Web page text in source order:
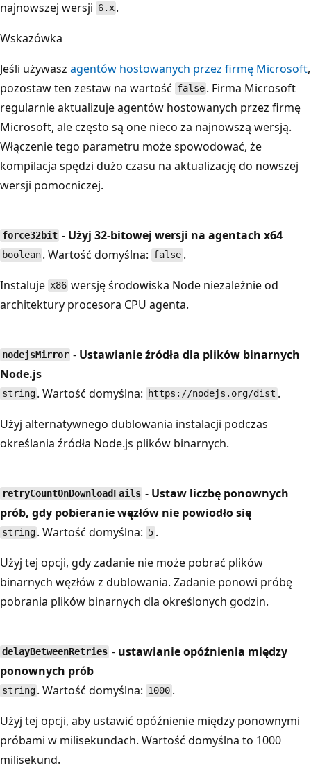
najnowszej wersji 6.x .
Wskazówka
Jeśli używasz agentów hostowanych przez firmę Microsoft,
pozostaw ten zestaw na wartość false . Firma Microsoft
regularnie aktualizuje agentów hostowanych przez firmę
Microsoft, ale często są one nieco za najnowszą wersją.
Włączenie tego parametru może spowodować, że
kompilacja spędzi dużo czasu na aktualizację do nowszej
wersji pomocniczej.
force32bit - Użyj 32-bitowej wersji na agentach x64
boolean . Wartość domyślna: false.
Instaluje x86 wersję środowiska Node niezależnie od
architektury procesora CPU agenta.
nodejsMirror - Ustawianie źródła dla plików binarnych
Node.js
string . Wartość domyślna: https://nodejs.org/dist .
Użyj alternatywnego dublowania instalacji podczas
określania źródła Node.js plików binarnych.
retryCountOnDownloadFails - Ustaw liczbę ponownych
prób, gdy pobieranie węzłów nie powiodło się
string . Wartość domyślna: 5.
Użyj tej opcji, gdy zadanie nie może pobrać plików
binarnych węzłów z dublowania. Zadanie ponowi próbę
pobrania plików binarnych dla określonych godzin.
delayBetweenRetries - ustawianie opóźnienia między
ponownych prób
string . Wartość domyślna: 1000.
Użyj tej opcji, aby ustawić opóźnienie między ponownymi
próbami w milisekundach. Wartość domyślna to 1000
milisekund.